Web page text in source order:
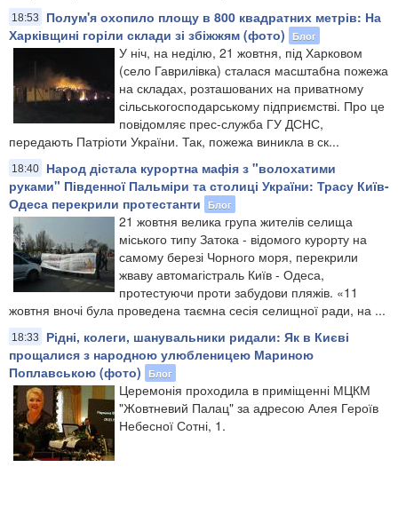
18:53
Полум'я охопило площу в 800 квадратних метрів: На
Харківщині горіли склади зі збіжжям (фото)
Блог
У ніч, на неділю, 21 жовтня, під Харковом
(село Гаврилівка) сталася масштабна пожежа
на складах, розташованих на приватному
сільськогосподарському підприємстві. Про це
повідомляє прес-служба ГУ ДСНС,
передають Патріоти України. Так, пожежа виникла в ск...
18:40
Народ дістала курортна мафія з "волохатими
руками" Південної Пальміри та столиці України: Трасу Київ-
Одеса перекрили протестанти
Блог
21 жовтня велика група жителів селища
міського типу Затока - відомого курорту на
самому березі Чорного моря, перекрили
жваву автомагістраль Київ - Одеса,
протестуючи проти забудови пляжів. «11
жовтня вночі була проведена таємна сесія селищної ради, на ...
18:33
Рідні, колеги, шанувальники ридали: Як в Києві
прощалися з народною улюбленицею Мариною
Поплавською (фото)
Блог
Церемонія проходила в приміщенні МЦКМ
"Жовтневий Палац" за адресою Алея Героїв
Небесної Сотні, 1.